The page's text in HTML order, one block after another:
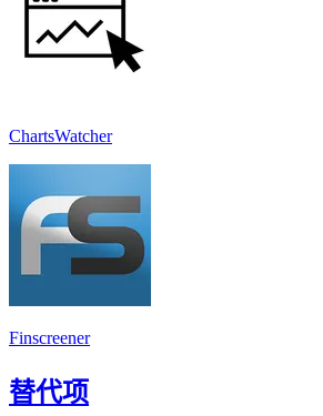
ChartsWatcher
Finscreener
替代项